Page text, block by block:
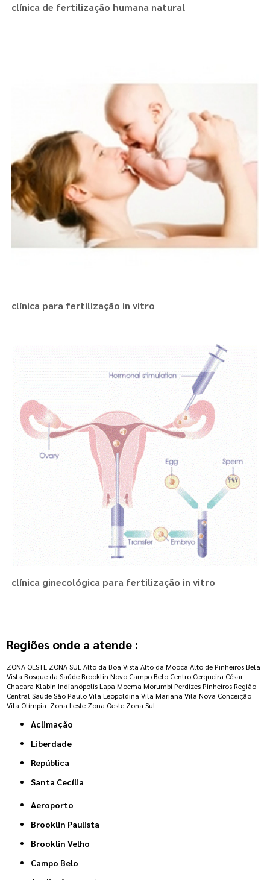
clínica de fertilização humana natural
clínica para fertilização in vitro
clínica ginecológica para fertilização in vitro
Regiões onde a atende :
ZONA OESTE ZONA SUL Alto da Boa Vista Alto da Mooca Alto de Pinheiros Bela
Vista Bosque da Saúde Brooklin Novo Campo Belo Centro Cerqueira César
Chacara Klabin Indianópolis Lapa Moema Morumbi Perdizes Pinheiros Região
Central Saúde São Paulo Vila Leopoldina Vila Mariana Vila Nova Conceição
Vila Olímpia Zona Leste Zona Oeste Zona Sul
Aclimação
Liberdade
República
Santa Cecília
Aeroporto
Brooklin Paulista
Brooklin Velho
Campo Belo